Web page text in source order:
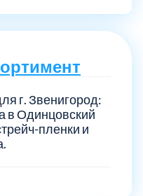
г. Звенигород:
в Одинцовский
пленки и